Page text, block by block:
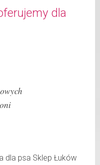
oraz innych
1037
dla